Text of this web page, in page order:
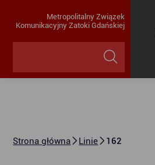
Metropolitalny Związek
Komunikacyjny Zatoki Gdańskiej
Strona główna Linie 162